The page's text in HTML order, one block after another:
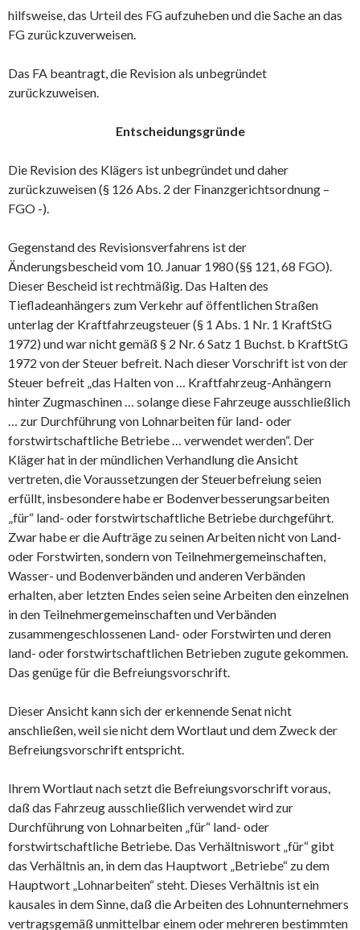
hilfsweise, das Urteil des FG aufzuheben und die Sache an das
FG zurückzuverweisen.
Das FA beantragt, die Revision als unbegründet
zurückzuweisen.
Entscheidungsgründe
Die Revision des Klägers ist unbegründet und daher
zurückzuweisen (§ 126 Abs. 2 der Finanzgerichtsordnung –
FGO -).
Gegenstand des Revisionsverfahrens ist der
Änderungsbescheid vom 10. Januar 1980 (§§ 121, 68 FGO).
Dieser Bescheid ist rechtmäßig. Das Halten des
Tiefladeanhängers zum Verkehr auf öffentlichen Straßen
unterlag der Kraftfahrzeugsteuer (§ 1 Abs. 1 Nr. 1 KraftStG
1972) und war nicht gemäß § 2 Nr. 6 Satz 1 Buchst. b KraftStG
1972 von der Steuer befreit. Nach dieser Vorschrift ist von der
Steuer befreit „das Halten von … Kraftfahrzeug-Anhängern
hinter Zugmaschinen … solange diese Fahrzeuge ausschließlich
… zur Durchführung von Lohnarbeiten für land- oder
forstwirtschaftliche Betriebe … verwendet werden“. Der
Kläger hat in der mündlichen Verhandlung die Ansicht
vertreten, die Voraussetzungen der Steuerbefreiung seien
erfüllt, insbesondere habe er Bodenverbesserungsarbeiten
„für“ land- oder forstwirtschaftliche Betriebe durchgeführt.
Zwar habe er die Aufträge zu seinen Arbeiten nicht von Land-
oder Forstwirten, sondern von Teilnehmergemeinschaften,
Wasser- und Bodenverbänden und anderen Verbänden
erhalten, aber letzten Endes seien seine Arbeiten den einzelnen
in den Teilnehmergemeinschaften und Verbänden
zusammengeschlossenen Land- oder Forstwirten und deren
land- oder forstwirtschaftlichen Betrieben zugute gekommen.
Das genüge für die Befreiungsvorschrift.
Dieser Ansicht kann sich der erkennende Senat nicht
anschließen, weil sie nicht dem Wortlaut und dem Zweck der
Befreiungsvorschrift entspricht.
Ihrem Wortlaut nach setzt die Befreiungsvorschrift voraus,
daß das Fahrzeug ausschließlich verwendet wird zur
Durchführung von Lohnarbeiten „für“ land- oder
forstwirtschaftliche Betriebe. Das Verhältniswort „für“ gibt
das Verhältnis an, in dem das Hauptwort „Betriebe“ zu dem
Hauptwort „Lohnarbeiten“ steht. Dieses Verhältnis ist ein
kausales in dem Sinne, daß die Arbeiten des Lohnunternehmers
vertragsgemäß unmittelbar einem oder mehreren bestimmten